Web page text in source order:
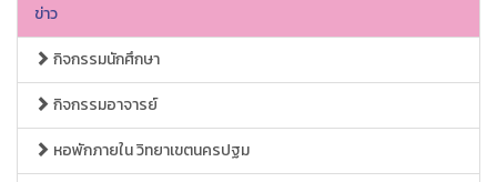
ข่าว
กิจกรรมนักศึกษา
กิจกรรมอาจารย์
หอพักภายใน วิทยาเขตนครปฐม